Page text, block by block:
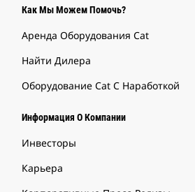
Как Мы Можем Помочь?
Аренда Оборудования Cat
Найти Дилера
Оборудование Cat С Наработкой
Информация О Компании
Инвесторы
Карьера